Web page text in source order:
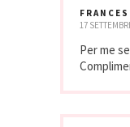
17
Per me